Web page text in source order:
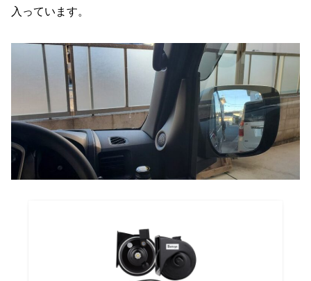
入っています。